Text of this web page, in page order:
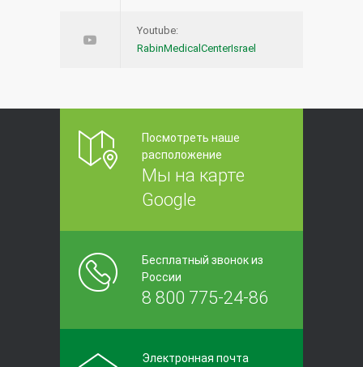
Youtube:
RabinMedicalCenterIsrael
Посмотреть наше
расположение
Мы на карте
Google
Бесплатный звонок из
России
8 800 775-24-86
Электронная почта